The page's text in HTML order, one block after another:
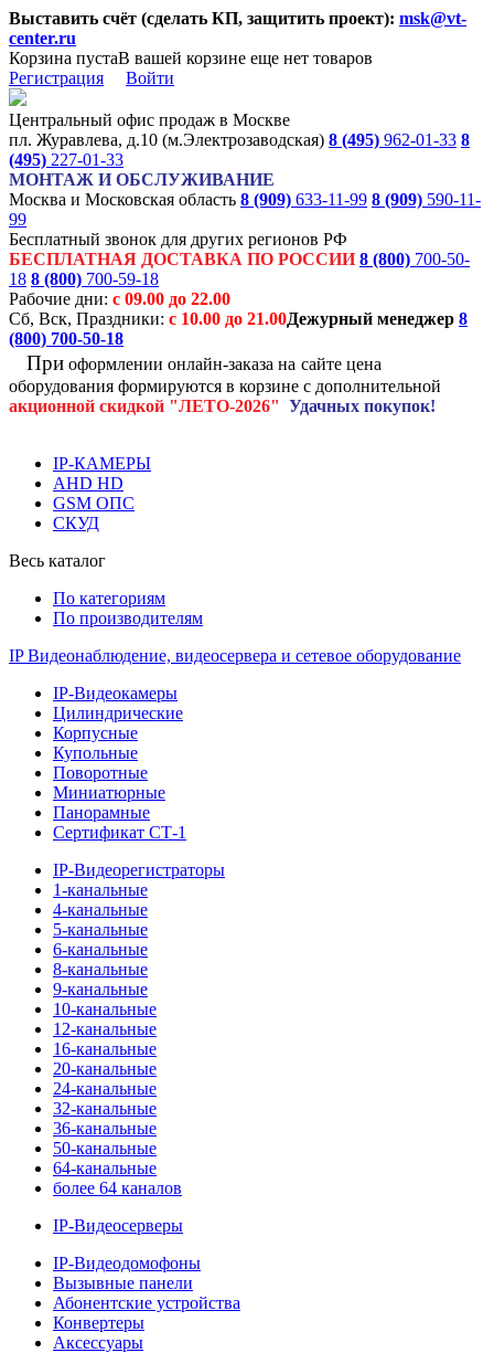
Выставить счёт (сделать КП, защитить проект): msk@vt-
center.ru
Корзина пустаВ вашей корзине еще нет товаров
Регистрация
Войти
Центральный офис продаж в Москве
пл. Журавлева, д.10 (м.Электрозаводская) 8 (495) 962-01-33 8
(495) 227-01-33
МОНТАЖ И ОБСЛУЖИВАНИЕ
Москва и Московская область 8 (909) 633-11-99 8 (909) 590-11-
99
Бесплатный звонок для других регионов РФ
БЕСПЛАТНАЯ ДОСТАВКА ПО РОССИИ 8 (800) 700-50-
18 8 (800) 700-59-18
Рабочие дни: с 09.00 до 22.00
Сб, Вск, Праздники: с 10.00 до 21.00Дежурный менеджер 8
(800) 700-50-18
При оформлении онлайн-заказа на сайте цена
оборудования формируются в корзине с дополнительной
акционной скидкой "ЛЕТО-2026" Удачных покупок!
IP-КАМЕРЫ
AHD HD
GSM ОПС
СКУД
Весь каталог
По категориям
По производителям
IP Видеонаблюдение, видеосервера и сетевое оборудование
IP-Видеокамеры
Цилиндрические
Корпусные
Купольные
Поворотные
Миниатюрные
Панорамные
Сертификат СТ-1
IP-Видеорегистраторы
1-канальные
4-канальные
5-канальные
6-канальные
8-канальные
9-канальные
10-канальные
12-канальные
16-канальные
20-канальные
24-канальные
32-канальные
36-канальные
50-канальные
64-канальные
более 64 каналов
IP-Видеосерверы
IP-Видеодомофоны
Вызывные панели
Абонентские устройства
Конвертеры
Аксессуары